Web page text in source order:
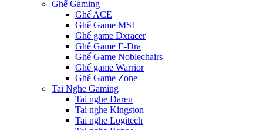
Ghế Gaming
Ghế ACE
Ghế Game MSI
Ghế game Dxracer
Ghế Game E-Dra
Ghế Game Noblechairs
Ghế game Warrior
Ghế Game Zone
Tai Nghe Gaming
Tai nghe Dareu
Tai nghe Kingston
Tai nghe Logitech